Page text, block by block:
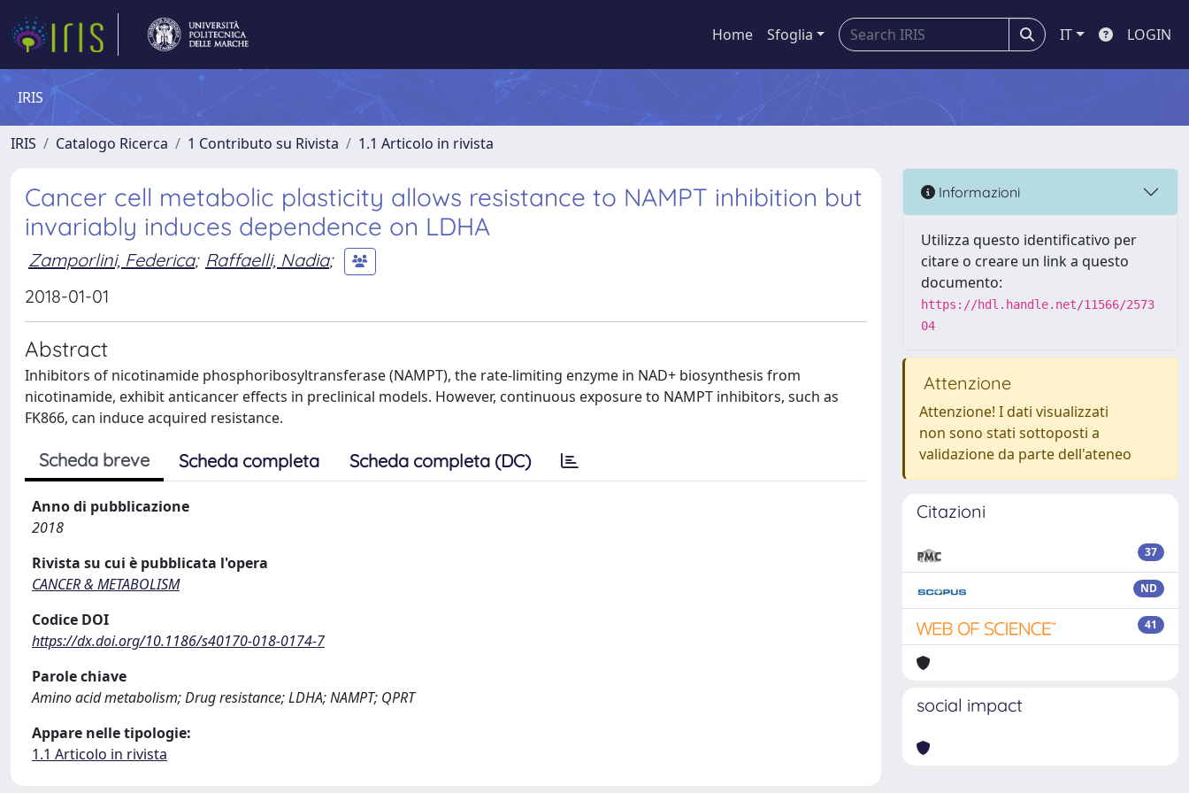
Home Sfoglia IT LOGIN
IRIS
IRIS Catalogo Ricerca 1 Contributo su Rivista 1.1 Articolo in rivista
Cancer cell metabolic plasticity allows resistance to NAMPT inhibition but
invariably induces dependence on LDHA
Zamporlini, Federica; Raffaelli, Nadia;
2018-01-01
Abstract
Inhibitors of nicotinamide phosphoribosyltransferase (NAMPT), the rate-limiting enzyme in NAD+ biosynthesis from
nicotinamide, exhibit anticancer effects in preclinical models. However, continuous exposure to NAMPT inhibitors, such as
FK866, can induce acquired resistance.
Scheda breve Scheda completa Scheda completa (DC)
Anno di pubblicazione
2018
Rivista su cui è pubblicata l'opera
CANCER & METABOLISM
Codice DOI
https://dx.doi.org/10.1186/s40170-018-0174-7
Parole chiave
Amino acid metabolism; Drug resistance; LDHA; NAMPT; QPRT
Appare nelle tipologie:
1.1 Articolo in rivista
Informazioni
Utilizza questo identificativo per
citare o creare un link a questo
documento:
https://hdl.handle.net/11566/2573
04
Attenzione
Attenzione! I dati visualizzati
non sono stati sottoposti a
validazione da parte dell'ateneo
Citazioni
37
ND
41
social impact